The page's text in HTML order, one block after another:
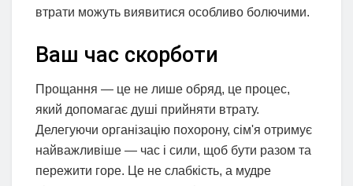
втрати можуть виявитися особливо болючими.
Ваш час скорботи
Прощання — це не лише обряд, це процес,
який допомагає душі прийняти втрату.
Делегуючи організацію похорону, сім'я отримує
найважливіше — час і сили, щоб бути разом та
пережити горе. Це не слабкість, а мудре